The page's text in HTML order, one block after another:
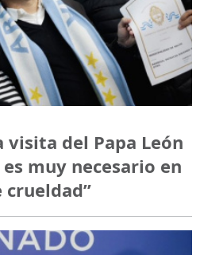
del Papa León
muy necesario en